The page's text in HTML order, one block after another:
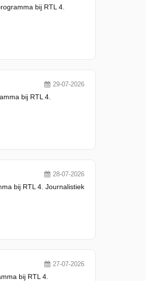
bij RTL 4.
29-07-2026
bij RTL 4.
28-07-2026
bij RTL 4. Journalistiek
27-07-2026
bij RTL 4.